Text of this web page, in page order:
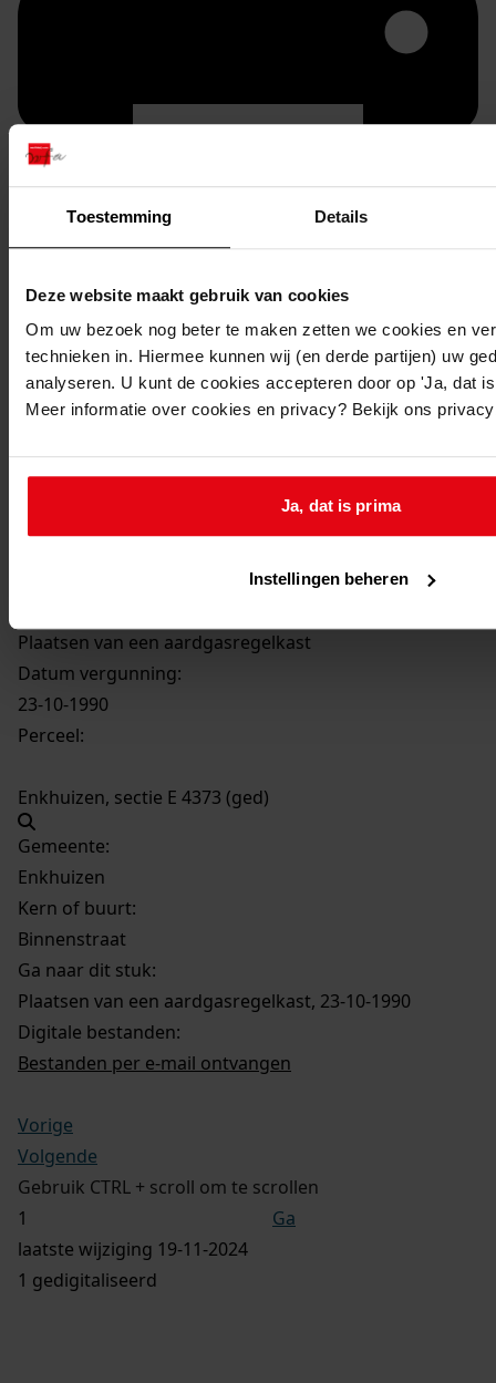
Toestemming Details
Deze website maakt gebruik van cookies
Om uw bezoek nog beter te maken zetten we cookies en
technieken in. Hiermee kunnen wij (en derde partijen) uw
analyseren. U kunt de cookies accepteren door op 'Ja, dat
Meer informatie over cookies en privacy? Bekijk ons
Ja, dat is prima
Instellingen beheren
duurzaam webadres
31. Nummers 1501 tot en met 1550
Plaatsen van een aardgasregelkast, 23-10-1990
Plaatsen van een aardgasregelkast
Datum vergunning:
23-10-1990
Perceel:
Enkhuizen, sectie E 4373 (ged)
Gemeente:
Enkhuizen
Kern of buurt:
Binnenstraat
Ga naar dit stuk:
Plaatsen van een aardgasregelkast, 23-10-1990
Digitale bestanden:
Bestanden per e-mail ontvangen
Vorige
Volgende
Gebruik CTRL + scroll om te scrollen
Ga
laatste wijziging 19-11-2024
1 gedigitaliseerd